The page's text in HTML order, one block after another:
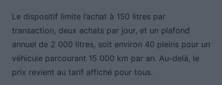
Le dispositif limite l’achat à 150 litres par
transaction, deux achats par jour, et un plafond
annuel de 2 000 litres, soit environ 40 pleins pour un
véhicule parcourant 15 000 km par an. Au-delà, le
prix revient au tarif affiché pour tous.